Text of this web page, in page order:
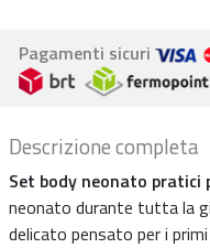
Pagamenti sicuri
Descrizione completa
Set body neonato pratici
neonato durante tutta la
delicato pensato per i